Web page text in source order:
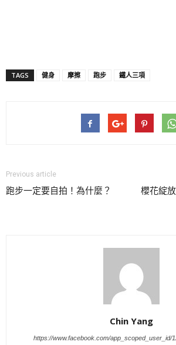
TAGS 健身 摩擦 跑步 鐵人三項
Previous article
跑步一定要自拍！為什麼？
櫻花綻
Chin Yang
https://www.facebook.com/app_scoped_user_id/